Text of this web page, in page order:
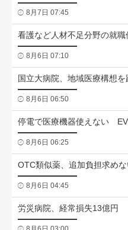
8月7日 07:45
看護など人材不足分野の就職
8月6日 07:10
国立大病院、地域医療構想
8月6日 06:50
停電で医療機器使えない EV
8月6日 06:25
OTC類似薬、追加負担求め
8月6日 04:45
労災病院、経常損失13億円